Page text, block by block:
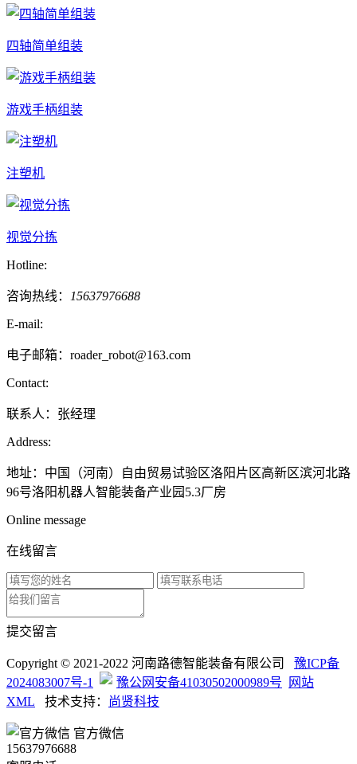
四轴简单组装
游戏手柄组装
注塑机
视觉分拣
Hotline:
咨询热线： 15637976688
E-mail:
电子邮箱：roader_robot@163.com
Contact:
联系人：张经理
Address:
地址：中国（河南）自由贸易试验区洛阳片区高新区滨河北路
96号洛阳机器人智能装备产业园5.3厂房
Online message
在线留言
提交留言
Copyright © 2021-2022 河南路德智能装备有限公司 豫ICP备
2024083007号-1
豫公网安备41030502000989号
网站
XML 技术支持： 尚贤科技
官方微信
15637976688